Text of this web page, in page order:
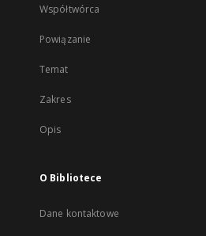
Współtwórca
Powiązanie
Temat
Zakres
Opis
O Bibliotece
Dane kontaktowe